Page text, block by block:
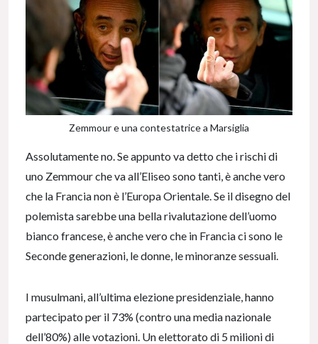
Zemmour e una contestatrice a Marsiglia
Assolutamente no. Se appunto va detto che i rischi di
uno Zemmour che va all’Eliseo sono tanti, è anche vero
che la Francia non è l’Europa Orientale. Se il disegno del
polemista sarebbe una bella rivalutazione dell’uomo
bianco francese, è anche vero che in Francia ci sono le
Seconde generazioni, le donne, le minoranze sessuali.
I musulmani, all’ultima elezione presidenziale, hanno
partecipato per il 73% (contro una media nazionale
dell’80%) alle votazioni. Un elettorato di 5 milioni di